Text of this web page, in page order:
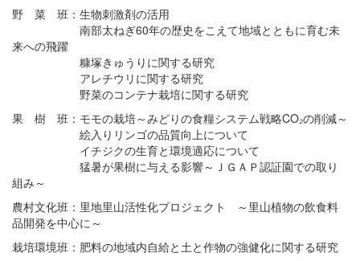
野 菜 班：生物刺激剤の活用
南部太ねぎ60年の歴史をこえて地域とともに育む未
来への飛躍
糠塚きゅうりに関する研究
アレチウリに関する研究
野菜のコンテナ栽培に関する研究
果 樹 班：モモの栽培～みどりの食糧システム戦略CO₂の削減～
絵入りリンゴの品質向上について
イチジクの生育と環境適応について
猛暑が果樹に与える影響～ＪＧＡＰ認証園での取り
組み～
農村文化班：里地里山活性化プロジェクト ～里山植物の飲食料
品開発を中心に～
栽培環境班：肥料の地域内自給と土と作物の強健化に関する研究